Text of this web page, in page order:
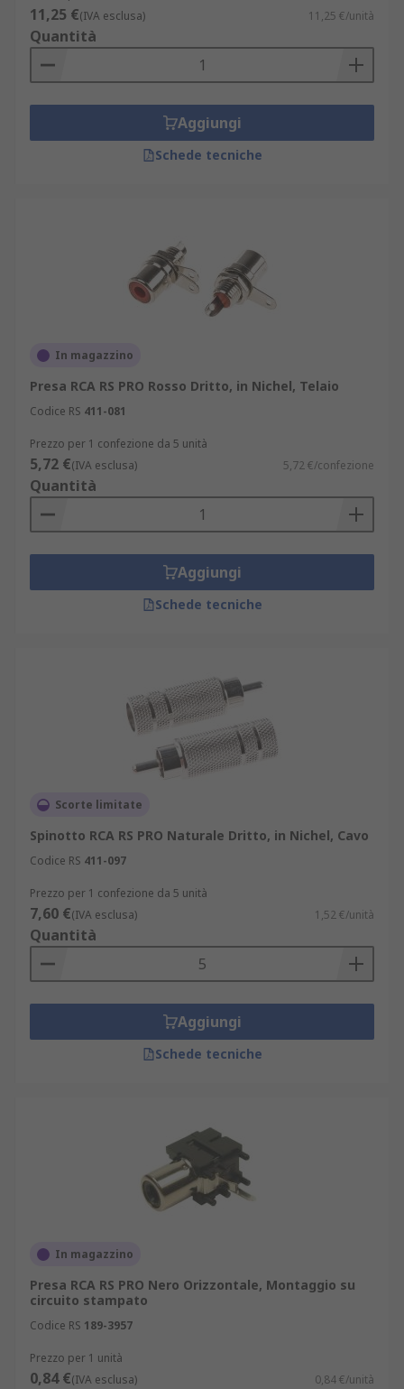
11,25 €(IVA esclusa) 11,25 €/unità
Quantità
Aggiungi
Schede tecniche
In magazzino
Presa RCA RS PRO Rosso Dritto, in Nichel, Telaio
Codice RS 411-081
Prezzo per 1 confezione da 5 unità
5,72 €(IVA esclusa) 5,72 €/confezione
Quantità
Aggiungi
Schede tecniche
Scorte limitate
Spinotto RCA RS PRO Naturale Dritto, in Nichel, Cavo
Codice RS 411-097
Prezzo per 1 confezione da 5 unità
7,60 €(IVA esclusa) 1,52 €/unità
Quantità
Aggiungi
Schede tecniche
In magazzino
Presa RCA RS PRO Nero Orizzontale, Montaggio su
circuito stampato
Codice RS 189-3957
Prezzo per 1 unità
0,84 €(IVA esclusa) 0,84 €/unità